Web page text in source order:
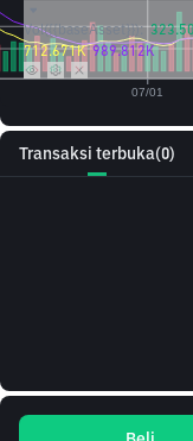
Transaksi terbuka(0)
Vol({{baseAsset}}):
712.671K 989.812K